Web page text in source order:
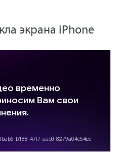
экрана iPhone